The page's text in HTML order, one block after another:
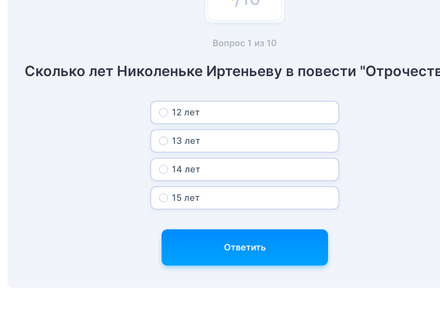
Вопрос 1 из 10
Сколько лет Николеньке Иртеньеву в повести
12 лет
13 лет
14 лет
15 лет
Ответить